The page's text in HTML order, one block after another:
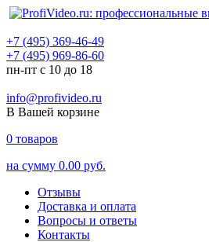
+7 (495) 369-46-49
+7 (495) 969-86-60
пн-пт с 10 до 18
info@profivideo.ru
В Вашей корзине
0 товаров
на сумму 0.00 руб.
Отзывы
Доставка и оплата
Вопросы и ответы
Контакты